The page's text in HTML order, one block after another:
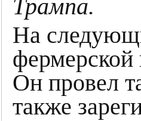
Трампа.
На
фермерской
Он провел
также